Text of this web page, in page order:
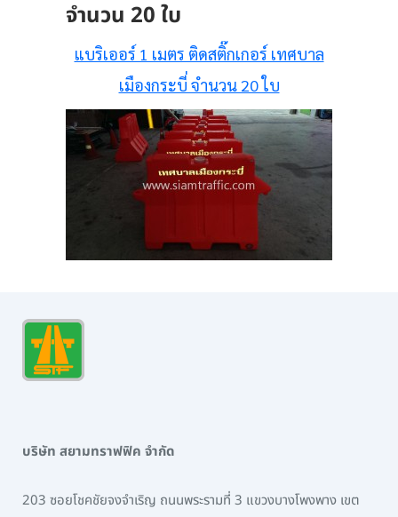
จำนวน 20 ใบ
แบริเออร์ 1 เมตร ติดสติ๊กเกอร์ เทศบาล
เมืองกระบี่ จำนวน 20 ใบ
บริษัท สยามทราฟฟิค จำกัด
203 ซอยโชคชัยจงจำเริญ ถนนพระรามที่ 3 แขวงบางโพงพาง เขต